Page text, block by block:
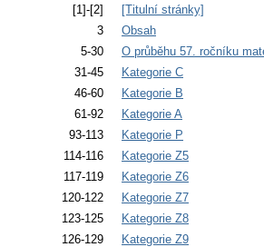
[1]-[2]
[Titulní stránky]
3
Obsah
5-30
O průběhu 57. ročníku
31-45
Kategorie C
46-60
Kategorie B
61-92
Kategorie A
93-113
Kategorie P
114-116
Kategorie Z5
117-119
Kategorie Z6
120-122
Kategorie Z7
123-125
Kategorie Z8
126-129
Kategorie Z9